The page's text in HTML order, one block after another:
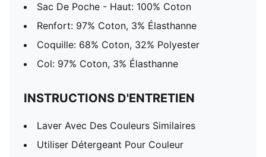
Sac De Poche - Haut: 100% Coton
Renfort: 97% Coton, 3% Élasthanne
Coquille: 68% Coton, 32% Polyester
Col: 97% Coton, 3% Élasthanne
INSTRUCTIONS D'ENTRETIEN
Laver Avec Des Couleurs Similaires
Utiliser Détergeant Pour Couleur